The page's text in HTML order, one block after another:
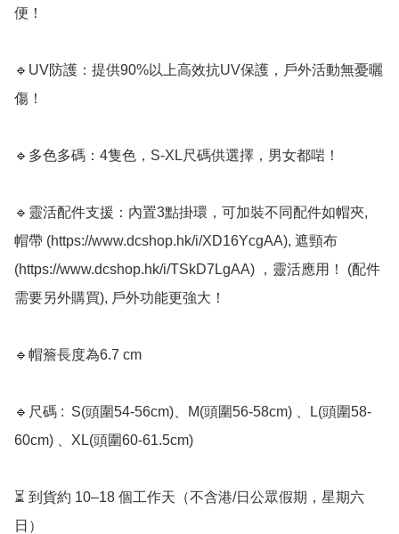
便！
🔹UV防護：提供90%以上高效抗UV保護，戶外活動無憂曬
傷！
🔹多色多碼：4隻色，S-XL尺碼供選擇，男女都啱！
🔹靈活配件支援：內置3點掛環，可加裝不同配件如帽夾,
帽帶 (https://www.dcshop.hk/i/XD16YcgAA), 遮頸布
(https://www.dcshop.hk/i/TSkD7LgAA) ，靈活應用！ (配件
需要另外購買), 戶外功能更強大！
🔹帽簷長度為6.7 cm
🔹尺碼 :  S(頭圍54-56cm)、M(頭圍56-58cm) 、L(頭圍58-
60cm) 、XL(頭圍60-61.5cm)
⏳ 到貨約 10–18 個工作天（不含港/日公眾假期，星期六
日）